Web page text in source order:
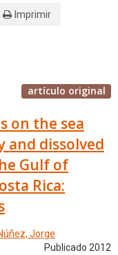
Imprimir
artículo original
on the sea
and dissolved
Gulf of
Rica:
Jorge
Publicado 2012